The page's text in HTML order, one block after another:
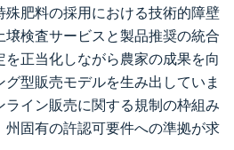
殊肥料の採用における技術的障壁
壌検査サービスと製品推奨の統合
正当化しながら農家の成果を向
型販売モデルを生み出していま
イン販売に関する規制の枠組み
州固有の許認可要件への準拠が求